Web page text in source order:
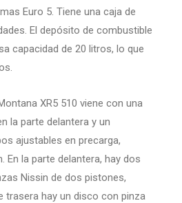
Euro 5. Tiene una caja de
El depósito de combustible
capacidad de 20 litros, lo que
XR5 510 viene con una
la parte delantera y un
ajustables en precarga,
En la parte delantera, hay dos
Nissin de dos pistones,
trasera hay un disco con pinza